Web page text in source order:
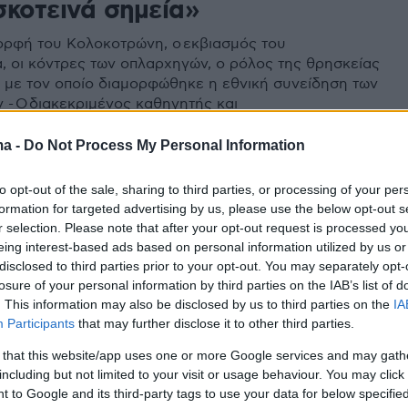
- Do Not Process My Personal Information
opt-out of the sale, sharing to third parties, or processing of your
for targeted advertising by us, please use the below opt-out
selection. Please note that after your opt-out request is processed
interest-based ads based on personal information utilized by us
to third parties prior to your opt-out. You may separately
of your personal information by third parties on the IAB’s list of
This information may also be disclosed by us to third parties on the
Participants that may further disclose it to other third parties.
that this website/app uses one or more Google services and may
but not limited to your visit or usage behaviour. You may
to Google and its third-party tags to use your data for below
σημεία»
του Κολοκοτρώνη, ο εκβιασμός του
οι κόντρες των οπλαρχηγών, ο ρόλος της θρησκείας
με τον οποίο διαμορφώθηκε η εθνική συνείδηση των
- Ο διακεκριμένος καθηγητής και
Κωστής στον Δανίκα:
λεγόταν αριστερός δεν θέλει
πλέον
συγγραφέας και καθηγητής Οικονομικής
για τις εξελίξεις στον ΣΥΡΙΖΑ - «Ο Μητσοτάκης
από τον ΣΥΡΙΖΑ, το ΠΑΣΟΚ και τους “11”»